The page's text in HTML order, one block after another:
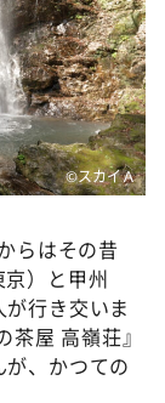
©️スカイＡ
らはその昔
京）と甲州
が行き交いま
屋 高嶺荘』
、かつての